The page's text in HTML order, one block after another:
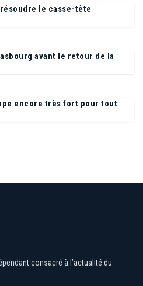
le casse-tête
avant le retour de la
encore très fort pour tout
consacré à l’actualité du